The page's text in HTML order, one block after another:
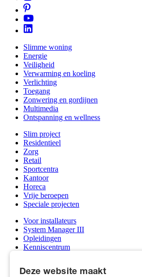
Slimme woning
Energie
Veiligheid
Verwarming en koeling
Verlichting
Toegang
Zonwering en gordijnen
Multimedia
Ontspanning en wellness
Slim project
Residentieel
Zorg
Retail
Sportcentra
Kantoor
Horeca
Vrije beroepen
Speciale projecten
Voor installateurs
System Manager III
Opleidingen
Kenniscentrum
Groothandels
Deze website maakt